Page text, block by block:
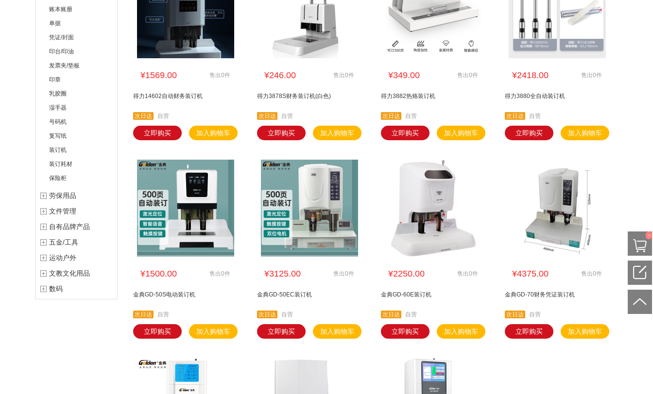
账本账册
单据
凭证/封面
印台/印油
发票夹/垫板
印章
乳胶圈
湿手器
号码机
复写纸
装订机
装订耗材
保险柜
劳保用品
文件管理
自有品牌产品
五金/工具
运动户外
文教文化用品
数码
¥1569.00 售出0件
得力14602自动财务装订机
次日达 自营
立即购买 加入购物车
¥246.00 售出0件
得力3878S财务装订机(白色)
次日达 自营
立即购买 加入购物车
¥349.00 售出0件
得力3882热烙装订机
次日达 自营
立即购买 加入购物车
¥2418.00 售出0件
得力3880全自动装订机
次日达 自营
立即购买 加入购物车
¥1500.00 售出0件
金典GD-50S电动装订机
次日达 自营
立即购买 加入购物车
¥3125.00 售出0件
金典GD-50EC装订机
次日达 自营
立即购买 加入购物车
¥2250.00 售出0件
金典GD-60E装订机
次日达 自营
立即购买 加入购物车
¥4375.00 售出0件
金典GD-70财务凭证装订机
次日达 自营
立即购买 加入购物车
0